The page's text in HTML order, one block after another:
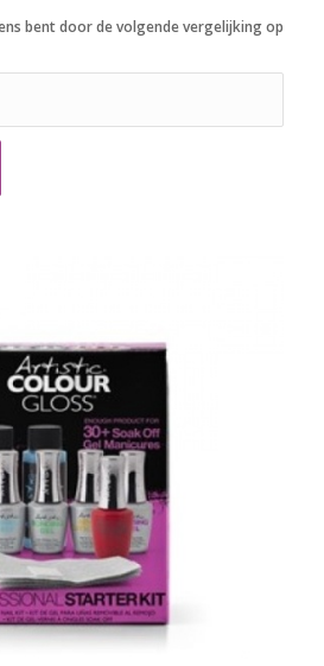
bent door de volgende vergelijking op